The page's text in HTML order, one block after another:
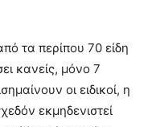
τα περίπου 70 είδη
κανείς, μόνο 7
οι ειδικοί, η
εκμηδενιστεί